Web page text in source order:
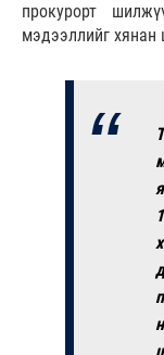
прокурорт
мэдээллийг